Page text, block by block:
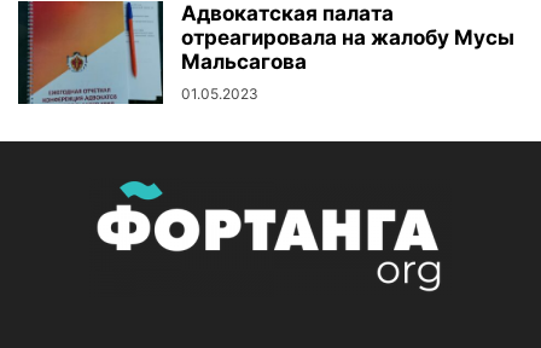
Адвокатская палата
отреагировала на жалобу Мусы
Мальсагова
01.05.2023